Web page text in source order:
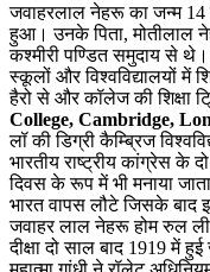
जवाहरलाल नेहरू का जन्म 14
हुआ। उनके पिता, मोतीलाल
कश्मीरी पण्डित समुदाय से
स्कूलों और विश्वविद्यालयों में
हैरो से और कॉलेज की शिक्षा
College, Cambridge,
लॉ की डिग्री कैम्ब्रिज
भारतीय राष्ट्रीय कांग्रेस के
दिवस के रूप में भी मनाया
भारत वापस लौटे जिसके बाद
जवाहर लाल नेहरू होम रुल
दीक्षा दो साल बाद 1919 में